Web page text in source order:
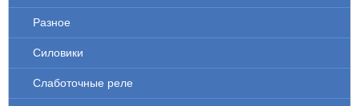
Разное
Силовики
Слаботочные реле